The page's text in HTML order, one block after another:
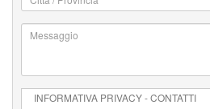
/
Provincia
Messaggio